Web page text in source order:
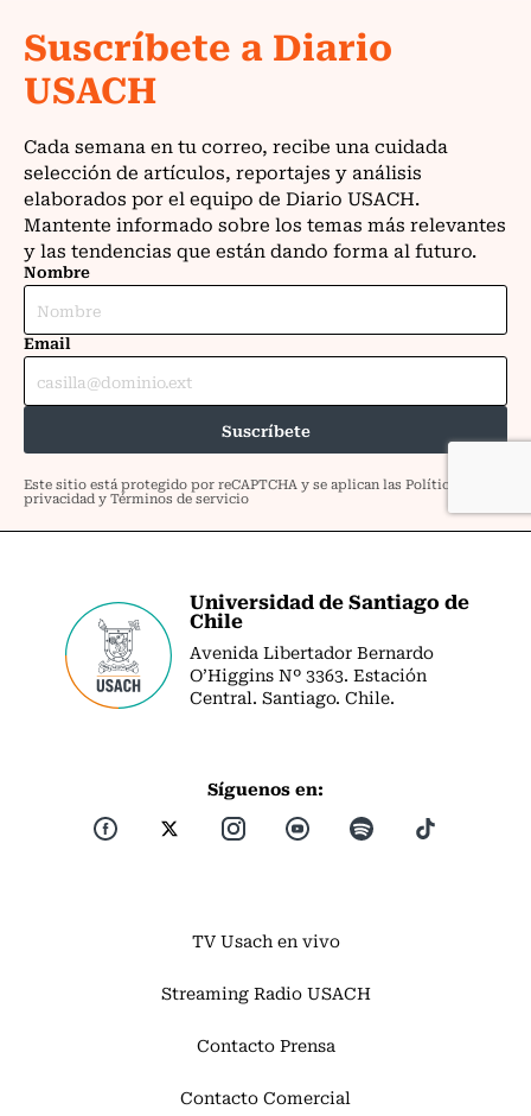
Universidad de Santiago de
Chile
Avenida Libertador Bernardo
O’Higgins Nº 3363. Estación
Central. Santiago. Chile.
Síguenos en:
TV Usach en vivo
Streaming Radio USACH
Contacto Prensa
Contacto Comercial